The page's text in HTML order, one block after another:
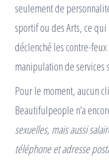
seulement de
sportif ou des Arts, ce
déclenché les contre-feux
manipulation de services
Pour le moment, aucun
Beautifulpeople n’a
sexuelles, mais aussi
téléphone et adresse